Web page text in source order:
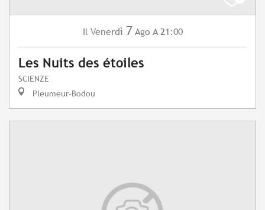
Il Venerdì 7 Ago A 21:00
Les Nuits des étoiles
SCIENZE
Pleumeur-Bodou